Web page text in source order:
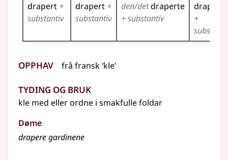
drapert +
substantiv
drapert +
substantiv
den/detdraperte
+ substantiv
draperte
+
Opphav frå fransk‘kle’
Tyding og bruk
kle med eller ordne i smakfulle foldar
Døme
drapere gardinene